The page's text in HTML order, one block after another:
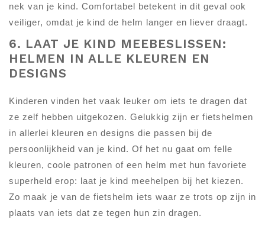
nek van je kind. Comfortabel betekent in dit geval ook
veiliger, omdat je kind de helm langer en liever draagt.
6. LAAT JE KIND MEEBESLISSEN:
HELMEN IN ALLE KLEUREN EN
DESIGNS
Kinderen vinden het vaak leuker om iets te dragen dat
ze zelf hebben uitgekozen. Gelukkig zijn er fietshelmen
in allerlei kleuren en designs die passen bij de
persoonlijkheid van je kind. Of het nu gaat om felle
kleuren, coole patronen of een helm met hun favoriete
superheld erop: laat je kind meehelpen bij het kiezen.
Zo maak je van de fietshelm iets waar ze trots op zijn in
plaats van iets dat ze tegen hun zin dragen.